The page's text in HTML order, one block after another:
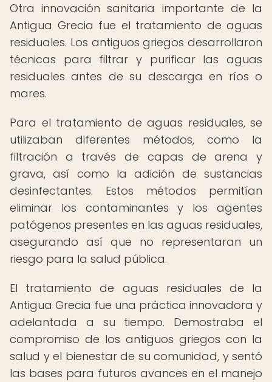
Otra innovación sanitaria importante de la
Antigua Grecia fue el tratamiento de aguas
residuales. Los antiguos griegos desarrollaron
técnicas para filtrar y purificar las aguas
residuales antes de su descarga en ríos o
mares.
Para el tratamiento de aguas residuales, se
utilizaban diferentes métodos, como la
filtración a través de capas de arena y
grava, así como la adición de sustancias
desinfectantes. Estos métodos permitían
eliminar los contaminantes y los agentes
patógenos presentes en las aguas residuales,
asegurando así que no representaran un
riesgo para la salud pública.
El tratamiento de aguas residuales de la
Antigua Grecia fue una práctica innovadora y
adelantada a su tiempo. Demostraba el
compromiso de los antiguos griegos con la
salud y el bienestar de su comunidad, y sentó
las bases para futuros avances en el manejo